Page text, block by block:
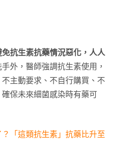
免抗生素抗藥情況惡化，人人
外，醫師強調抗生素使用，
主動要求、不自行購買、不
保未來細菌感染時有藥可
「這類抗生素」抗藥比升至